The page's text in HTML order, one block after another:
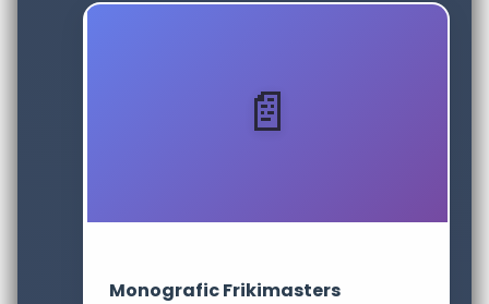
Monografic Frikimasters